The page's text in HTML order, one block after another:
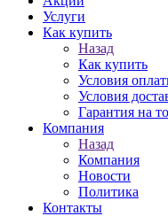
Услуги
Как купить
Назад
Как купить
Условия
Условия
Гарантия на
Компания
Назад
Компания
Новости
Политика
Контакты